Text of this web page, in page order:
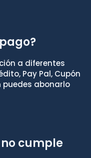
a diferentes
Pay Pal, Cupón
abonarlo
cumple